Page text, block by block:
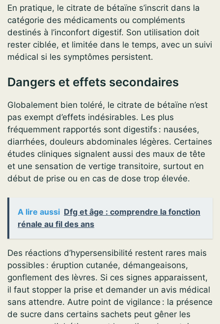
En pratique, le citrate de bétaïne s’inscrit dans la
catégorie des médicaments ou compléments
destinés à l’inconfort digestif. Son utilisation doit
rester ciblée, et limitée dans le temps, avec un suivi
médical si les symptômes persistent.
Dangers et effets secondaires
Globalement bien toléré, le citrate de bétaïne n’est
pas exempt d’effets indésirables. Les plus
fréquemment rapportés sont digestifs : nausées,
diarrhées, douleurs abdominales légères. Certaines
études cliniques signalent aussi des maux de tête
et une sensation de vertige transitoire, surtout en
début de prise ou en cas de dose trop élevée.
A lire aussi Dfg et âge : comprendre la fonction
rénale au fil des ans
Des réactions d’hypersensibilité restent rares mais
possibles : éruption cutanée, démangeaisons,
gonflement des lèvres. Si ces signes apparaissent,
il faut stopper la prise et demander un avis médical
sans attendre. Autre point de vigilance : la présence
de sucre dans certains sachets peut gêner les